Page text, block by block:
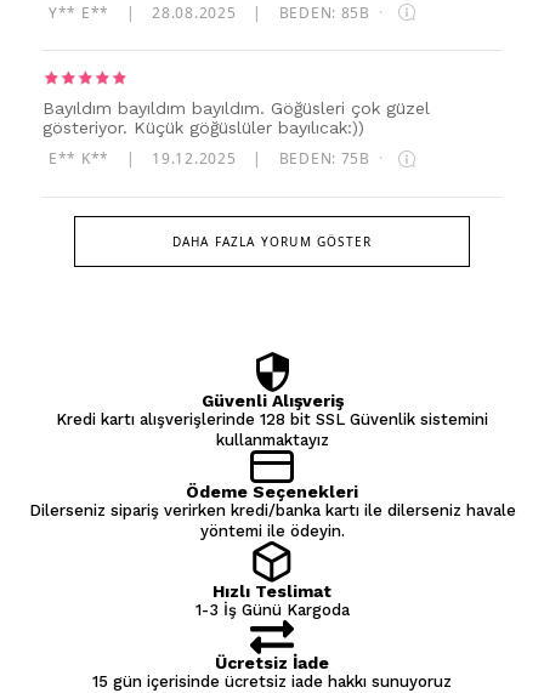
Y** E** | 28.08.2025 | BEDEN: 85B ·
Bayıldım bayıldım bayıldım. Göğüsleri çok güzel
gösteriyor. Küçük göğüslüler bayılıcak:))
E** K** | 19.12.2025 | BEDEN: 75B ·
DAHA FAZLA YORUM GÖSTER
Güvenli Alışveriş
Kredi kartı alışverişlerinde 128 bit SSL Güvenlik sistemini
kullanmaktayız
Ödeme Seçenekleri
Dilerseniz sipariş verirken kredi/banka kartı ile dilerseniz havale
yöntemi ile ödeyin.
Hızlı Teslimat
1-3 İş Günü Kargoda
Ücretsiz İade
15 gün içerisinde ücretsiz iade hakkı sunuyoruz